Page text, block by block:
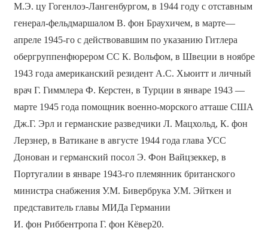
М.Э. цу Гогенлоэ-Лангенбургом, в 1944 году с отставным
генерал-фельдмаршалом В. фон Браухичем, в марте—
апреле 1945-го с действовавшим по указанию Гитлера
обергруппенфюрером СС К. Вольфом, в Швеции в ноябре
1943 года американский резидент А.С. Хьюитт и личный
врач Г. Гиммлера Ф. Керстен, в Турции в январе 1943 —
марте 1945 года помощник военно-морского атташе США
Дж.Г. Эрл и германские разведчики Л. Мацхольд, К. фон
Лерзнер, в Ватикане в августе 1944 года глава УСС
Донован и германский посол Э. Фон Вайцзеккер, в
Португалии в январе 1943-го племянник британского
министра снабжения У.М. Бивербрука У.М. Эйткен и
представитель главы МИДа Германии
И. фон Риббентропа Г. фон Кёвер20.